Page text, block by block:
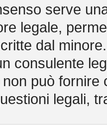
serve
legale,
dal
consulente
può fornire
legali,